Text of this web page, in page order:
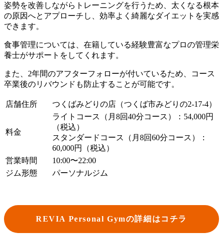
姿勢を改善しながらトレーニングを行うため、太くなる根本
の原因へとアプローチし、効率よく綺麗なダイエットを実感
できます。
食事管理については、在籍している経験豊富なプロの管理栄
養士がサポートをしてくれます。
また、2年間のアフターフォローが付いているため、コース
卒業後のリバウンドも防止することが可能です。
店舗住所 つくばみどりの店（つくば市みどりの2-17-4）
料金
ライトコース（月8回40分コース）：54,000円
（税込）
スタンダードコース（月8回60分コース）：
60,000円（税込）
営業時間
10:00〜22:00
ジム形態
パーソナルジム
REVIA Personal Gymの詳細はコチラ